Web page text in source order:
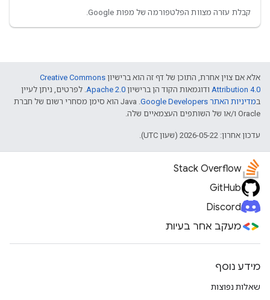
קבלת עזרה מצוות הפלטפורמה של מפות Google.
אלא אם צוין אחרת, התוכן של דף זה הוא ברישיון Creative Commons
Attribution 4.0 ודוגמאות הקוד הן ברישיון Apache 2.0. לפרטים, ניתן לעיין
במדיניות האתר Google Developers‏
.‏ Java הוא סימן מסחרי רשום של חברת
Oracle ו/או של השותפים העצמאיים שלה.
עדכון אחרון: 2026-05-22 (שעון UTC).
Stack Overflow
GitHub
Discord
מעקב אחר בעיות
מידע נוסף
שאלות נפוצות